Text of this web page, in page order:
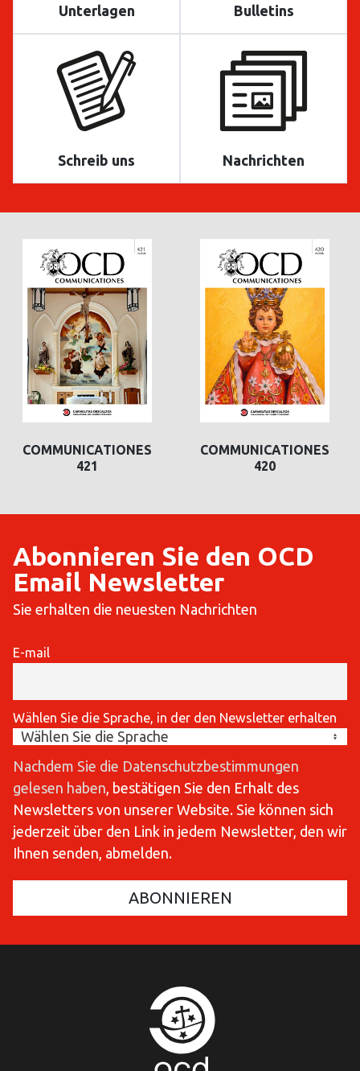
Unterlagen Bulletins
Schreib uns Nachrichten
COMMUNICATIONES
421
COMMUNICATIONES
420
COMMUNICATIONES
420
COMMUNICATIONES
419
Abonnieren Sie den OCD
Email Newsletter
Sie erhalten die neuesten Nachrichten
E-mail
Wählen Sie die Sprache, in der den Newsletter erhalten
Nachdem Sie die Datenschutzbestimmungen
gelesen haben , bestätigen Sie den Erhalt des
Newsletters von unserer Website. Sie können sich
jederzeit über den Link in jedem Newsletter, den wir
Ihnen senden, abmelden.